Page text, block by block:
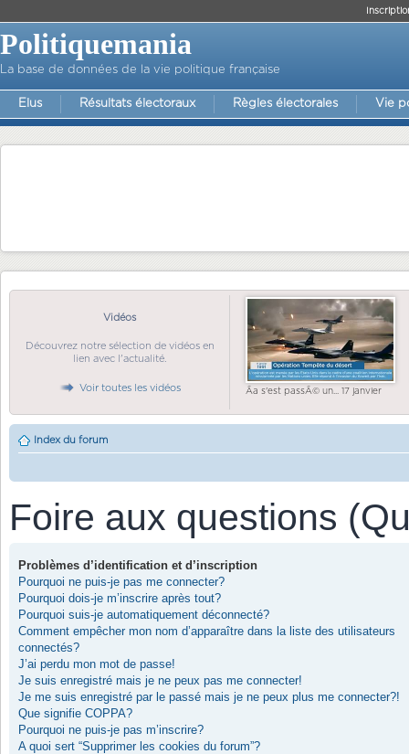
Politiquemania
La base de données de la vie politique française
Elus Résultats électoraux Règles électorales Vie
Vidéos
Découvrez notre sélection de vidéos en
lien avec l'actualité.
Voir toutes les vidéos Ãa s'est passÃ© un... 17 janvier
Index du forum
Foire aux questions
Problèmes d’identification et d’inscription
Pourquoi ne puis-je pas me connecter?
Pourquoi dois-je m’inscrire après tout?
Pourquoi suis-je automatiquement déconnecté?
Comment empêcher mon nom d’apparaître dans la liste des utilisateurs
connectés?
J’ai perdu mon mot de passe!
Je suis enregistré mais je ne peux pas me connecter!
Je me suis enregistré par le passé mais je ne peux plus me connecter?!
Que signifie COPPA?
Pourquoi ne puis-je pas m’inscrire?
A quoi sert “Supprimer les cookies du forum”?